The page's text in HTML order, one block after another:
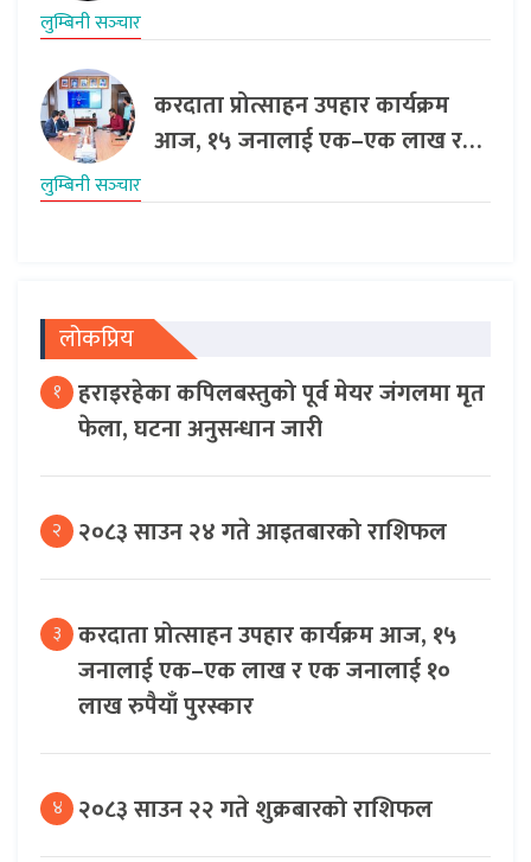
लुम्बिनी सञ्‍चार
करदाता प्रोत्साहन उपहार कार्यक्रम
आज, १५ जनालाई एक–एक लाख र…
लुम्बिनी सञ्‍चार
लोकप्रिय
१ हराइरहेका कपिलबस्तुको पूर्व मेयर जंगलमा मृत
फेला, घटना अनुसन्धान जारी
२ २०८३ साउन २४ गते आइतबारको राशिफल
३ करदाता प्रोत्साहन उपहार कार्यक्रम आज, १५
जनालाई एक–एक लाख र एक जनालाई १०
लाख रुपैयाँ पुरस्कार
४ २०८३ साउन २२ गते शुक्रबारको राशिफल